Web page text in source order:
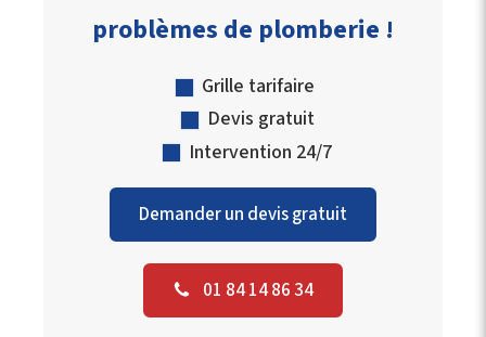
problèmes de plomberie !
Grille tarifaire
Devis gratuit
Intervention 24/7
Demander un devis gratuit
01 84 14 86 34